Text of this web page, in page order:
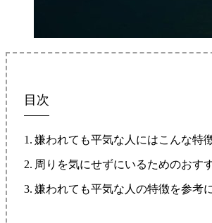
目次
嫌われても平気な人にはこんな特
周りを気にせずにいるためのおす
嫌われても平気な人の特徴を参考